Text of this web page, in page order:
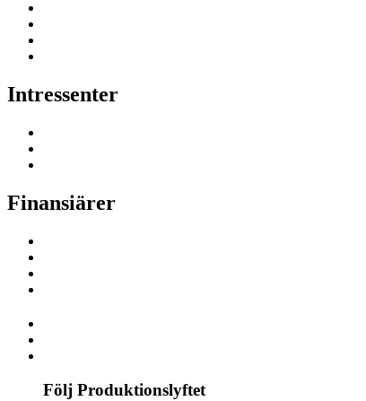
Intressenter
Finansiärer
Följ Produktionslyftet